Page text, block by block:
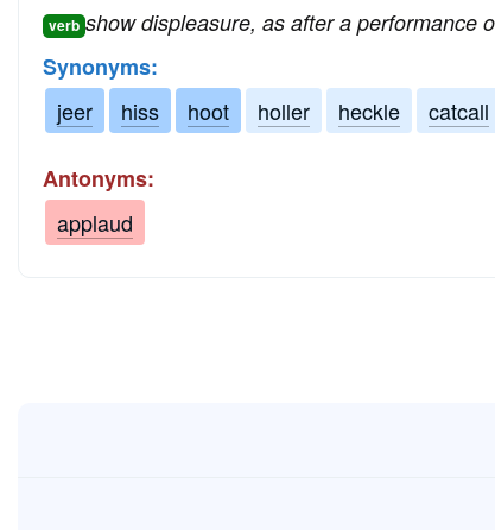
verb show displeasure, as after a performance
Synonyms:
jeer
hiss hoot holler heckle catcall
Antonyms:
applaud